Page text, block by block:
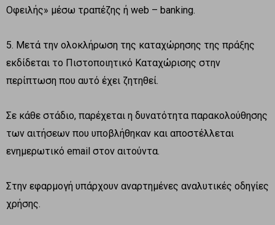
Οφειλής» μέσω τραπέζης ή web – banking.
5. Μετά την ολοκλήρωση της καταχώρησης της πράξης
εκδίδεται το Πιστοποιητικό Καταχώρισης στην
περίπτωση που αυτό έχει ζητηθεί.
Σε κάθε στάδιο, παρέχεται η δυνατότητα παρακολούθησης
των αιτήσεων που υποβλήθηκαν και αποστέλλεται
ενημερωτικό email στον αιτούντα.
Στην εφαρμογή υπάρχουν αναρτημένες αναλυτικές οδηγίες
χρήσης.